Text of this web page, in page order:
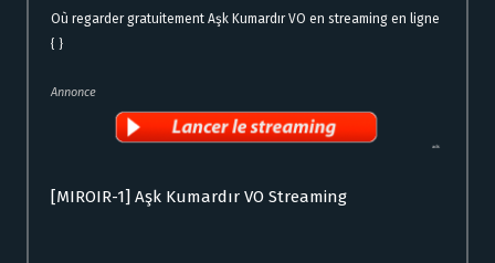
Où regarder gratuitement Aşk Kumardır VO en streaming en ligne
{ }
Annonce
[MIROIR-1] Aşk Kumardır VO Streaming